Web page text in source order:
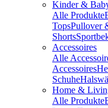
Kinder &
Alle Produkte
TopsPullover
Shorts
Accessoires
Alle
Accessoires
Schuhe
Home &
Alle Produkte